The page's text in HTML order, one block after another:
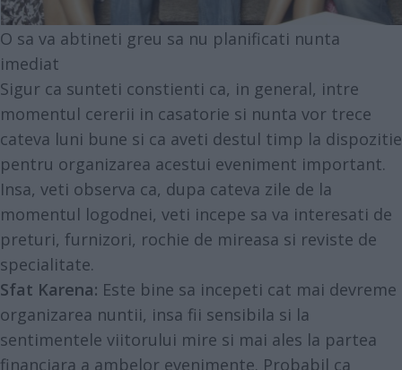
O sa va abtineti greu sa nu planificati nunta
imediat
Sigur ca sunteti constienti ca, in general, intre
momentul cererii in casatorie si nunta vor trece
cateva luni bune si ca aveti destul timp la dispozitie
pentru organizarea acestui eveniment important.
Insa, veti observa ca, dupa cateva zile de la
momentul logodnei, veti incepe sa va interesati de
preturi, furnizori, rochie de mireasa si reviste de
specialitate.
Sfat Karena: Este bine sa incepeti cat mai devreme
organizarea nuntii, insa fii sensibila si la
sentimentele viitorului mire si mai ales la partea
financiara a ambelor evenimente. Probabil ca